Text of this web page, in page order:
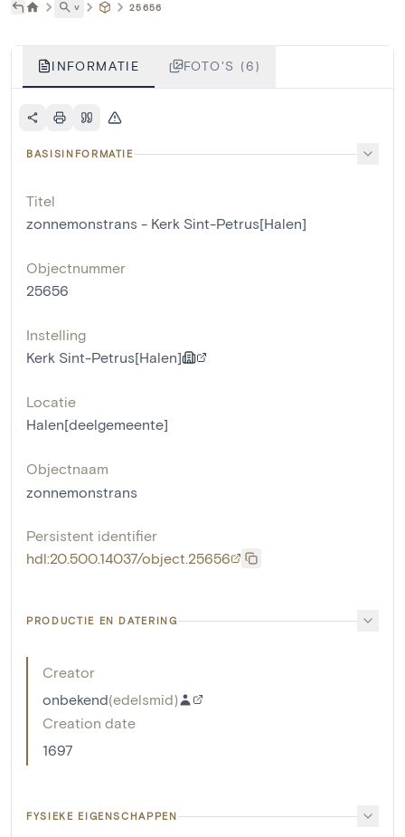
˅ 25656
INFORMATIE FOTO'S (6)
BASISINFORMATIE
Titel
zonnemonstrans - Kerk Sint-Petrus[Halen]
Objectnummer
25656
Instelling
Kerk Sint-Petrus[Halen]
Locatie
Halen[deelgemeente]
Objectnaam
zonnemonstrans
Persistent identifier
hdl:20.500.14037/object.25656
PRODUCTIE EN DATERING
Creator
onbekend(edelsmid)
Creation date
1697
FYSIEKE EIGENSCHAPPEN